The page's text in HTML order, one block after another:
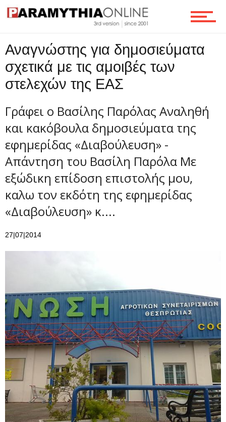
Επικοινωνία
Αναγνώστης για δημοσιεύματα
σχετικά με τις αμοιβές των
στελεχών της ΕΑΣ
Γράφει ο Βασίλης Παρόλας Αναληθή
και κακόβουλα δημοσιεύματα της
εφημερίδας «Διαβούλευση» -
Απάντηση του Βασίλη Παρόλα Με
εξώδικη επίδοση επιστολής μου,
καλω τον εκδότη της εφημερίδας
«Διαβούλευση» κ....
27|07|2014